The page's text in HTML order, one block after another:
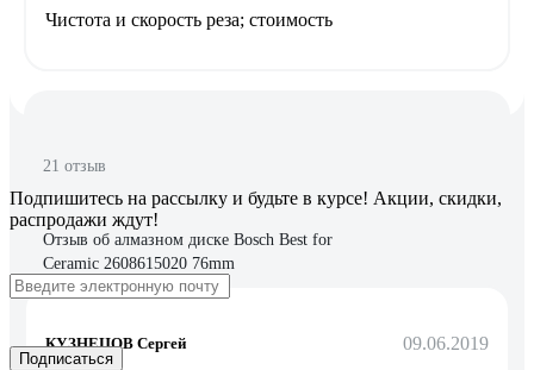
Чистота и скорость реза; стоимость
21 отзыв
Отзыв об алмазном диске Bosch Best for
Ceramic 2608615020 76mm
КУЗНЕЦОВ Сергей 09.06.2019
Подпишитесь на рассылку и будьте в курсе! Акции, скидки,
распродажи ждут!
Подписаться